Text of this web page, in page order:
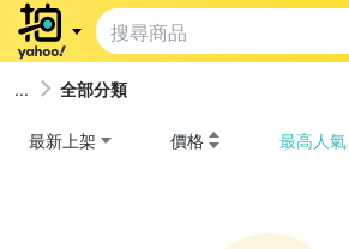
全部分類
最新上架 價格 最高人氣